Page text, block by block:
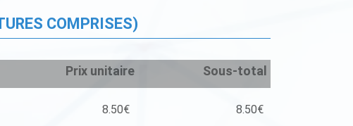
COMPRISES)
Prix unitaire Sous-total
8.50€ 8.50€